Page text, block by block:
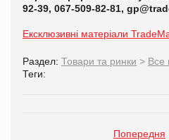
92-39, 067-509-82-81,
Ексклюзивні матеріали
Раздел: Товари та ринки > Все
Теги:
Попередня